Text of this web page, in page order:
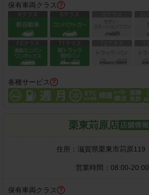
保有車両クラス
各種サービス
栗東苅原店
住所： 滋賀県栗東市苅原119
営業時間： 08:00-20:00
保有車両クラス